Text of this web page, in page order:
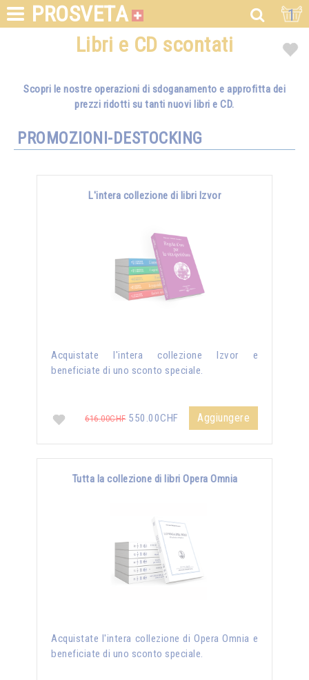
PROSVETA 1
Libri e CD scontati
Scopri le nostre operazioni di sdoganamento e approfitta dei
prezzi ridotti su tanti nuovi libri e CD.
PROMOZIONI-DESTOCKING
L'intera collezione di libri Izvor
Acquistate l'intera collezione Izvor e
beneficiate di uno sconto speciale.
616.00CHF550.00CHF Aggiungere
Tutta la collezione di libri Opera Omnia
Acquistate l'intera collezione di Opera Omnia e
beneficiate di uno sconto speciale.